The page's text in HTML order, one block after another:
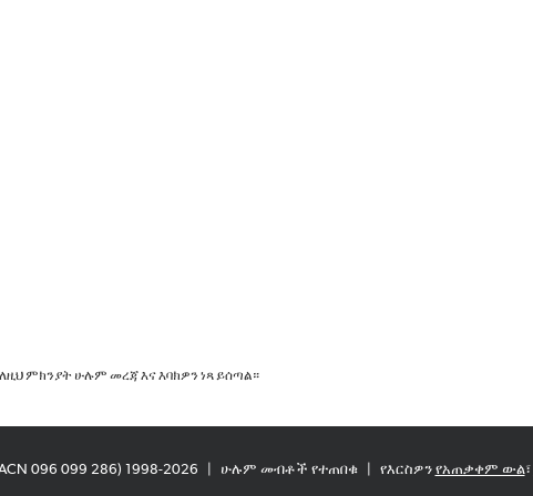
ምክንያት ሁሉም መረጃ እና እባክዎን ነጻ ይሰጣል።
096 099 286) 1998-2026 ሁሉም መብቶች የተጠበቁ የእርስዎን የአጠቃቀም ውል፣